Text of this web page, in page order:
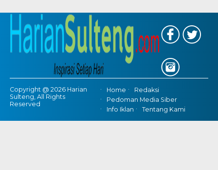
Copyright @ 2026 Harian
Sulteng, All Rights
Reserved
Home
Redaksi
Pedoman Media Siber
Info Iklan
Tentang Kami